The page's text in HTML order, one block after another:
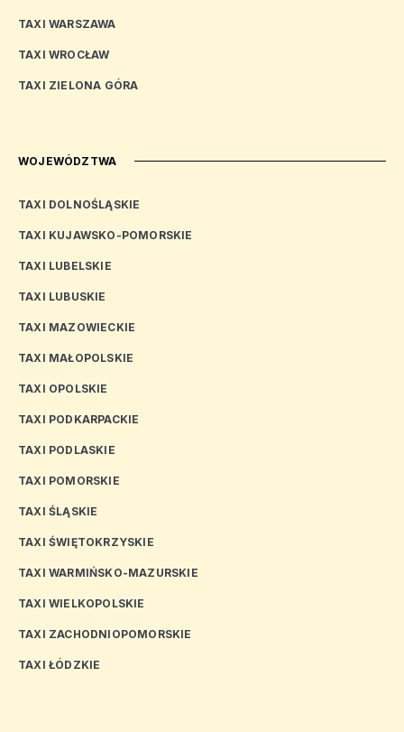
TAXI WARSZAWA
TAXI WROCŁAW
TAXI ZIELONA GÓRA
WOJEWÓDZTWA
TAXI DOLNOŚLĄSKIE
TAXI KUJAWSKO-POMORSKIE
TAXI LUBELSKIE
TAXI LUBUSKIE
TAXI MAZOWIECKIE
TAXI MAŁOPOLSKIE
TAXI OPOLSKIE
TAXI PODKARPACKIE
TAXI PODLASKIE
TAXI POMORSKIE
TAXI ŚLĄSKIE
TAXI ŚWIĘTOKRZYSKIE
TAXI WARMIŃSKO-MAZURSKIE
TAXI WIELKOPOLSKIE
TAXI ZACHODNIOPOMORSKIE
TAXI ŁÓDZKIE